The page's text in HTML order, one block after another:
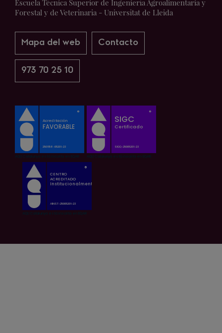
Escuela Técnica Superior de Ingeniería Agroalimentaria y
Forestal y de Veterinaria - Universitat de Lleida
Mapa del web Contacto
973 70 25 10